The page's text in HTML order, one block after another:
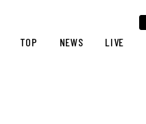
TOP NEWS LIVE